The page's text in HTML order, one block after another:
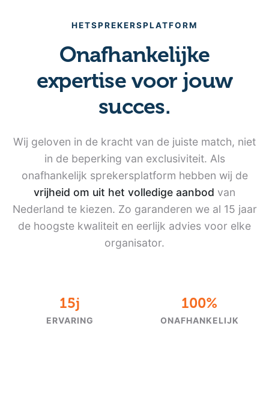
HETSPREKERSPLATFORM
Onafhankelijke
expertisevoor jouw
succes.
Wij geloven in de kracht van de juiste match, niet
in de beperking van exclusiviteit. Als
onafhankelijk sprekersplatform hebben wij de
vrijheid om uit het volledige aanbod van
Nederland te kiezen. Zo garanderen we al 15 jaar
de hoogste kwaliteit en eerlijk advies voor elke
organisator.
15j
ERVARING
100%
ONAFHANKELIJK